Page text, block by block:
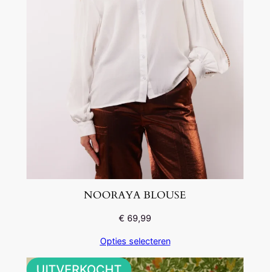
NOORAYA BLOUSE
€ 69,99
Opties selecteren